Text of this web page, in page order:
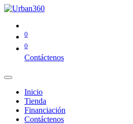
0
0
Contáctenos
Inicio
Tienda
Financiación
Contáctenos